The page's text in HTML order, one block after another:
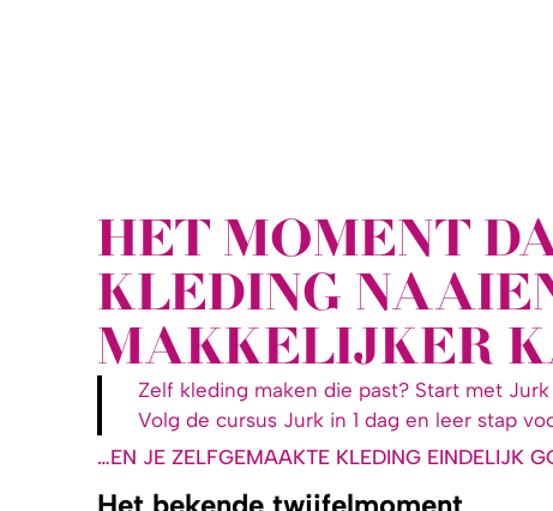
HET MOMENT
KLEDING
MAKKELIJKER
Zelf kleding maken die past? Start met
Volg de cursus Jurk in 1 dag en leer stap
…EN JE ZELFGEMAAKTE KLEDING EINDELIJK